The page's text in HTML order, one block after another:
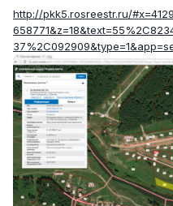
http://pkk5.rosreestr.ru/